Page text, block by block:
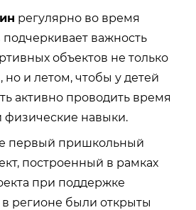
регулярно во время
важность
объектов не только
но и летом, чтобы у детей
активно проводить время
физические навыки.
первый пришкольный
построенный в рамках
при поддержке
регионе были открыты